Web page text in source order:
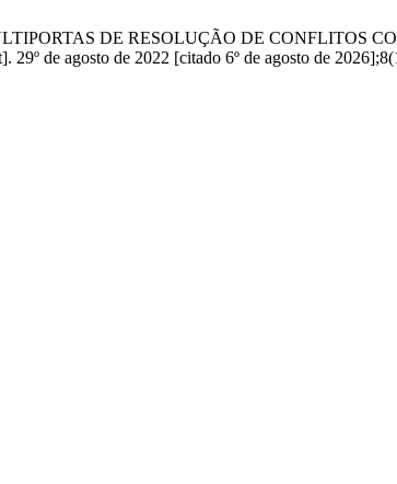
DE RESOLUÇÃO DE CONFLITOS
29º de agosto de 2022 [citado 6º de agosto de